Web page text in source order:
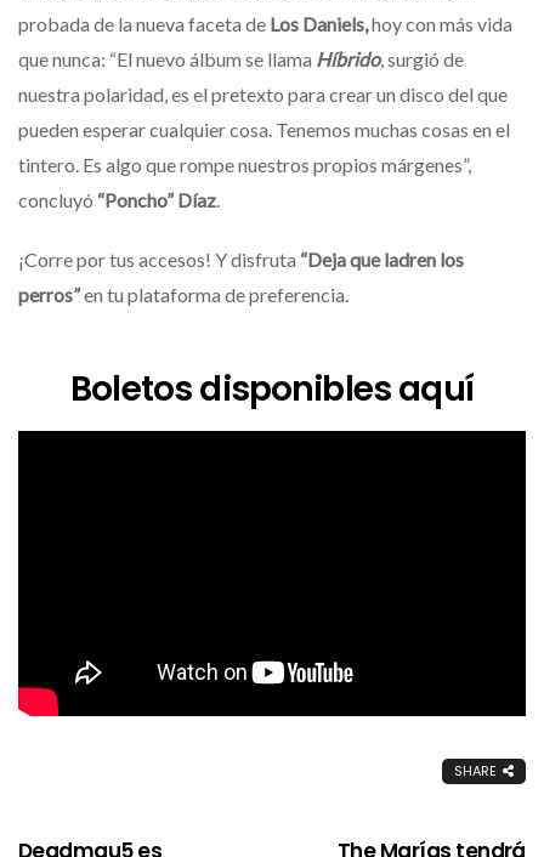
probada de la nueva faceta de Los Daniels,hoy con más vida
que nunca: “El nuevo álbum se llama Híbrido, surgió de
nuestra polaridad, es el pretexto para crear un disco del que
pueden esperar cualquier cosa. Tenemos muchas cosas en el
tintero. Es algo que rompe nuestros propios márgenes”,
concluyó “Poncho” Díaz.
¡Corre por tus accesos! Y disfruta “Deja que ladren los
perros”en tu plataforma de preferencia.
Boletos disponibles aquí
SHARE
Deadmau5 es The Marías tendrá